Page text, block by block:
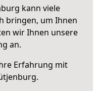
kann viele
bringen, um Ihnen
wir Ihnen unsere
an.
Erfahrung mit
.